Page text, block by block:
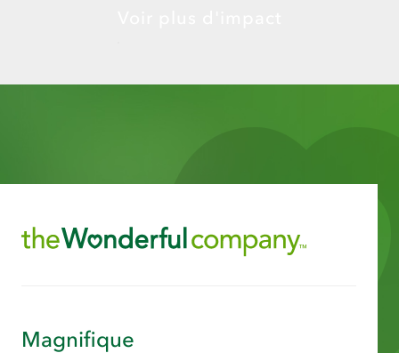
Magnifique